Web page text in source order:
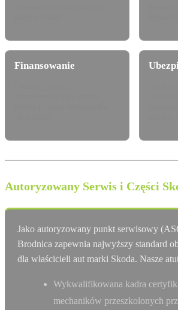
Finansowanie
Autoryzowany Serwis i Części
Jako autoryzowany punkt serwisowy
Brodnica zapewnia najwyższy standard
dla właścicieli aut marki Skoda. Nasze
Wykwalifikowana kadra
mechaników przeszkolonych